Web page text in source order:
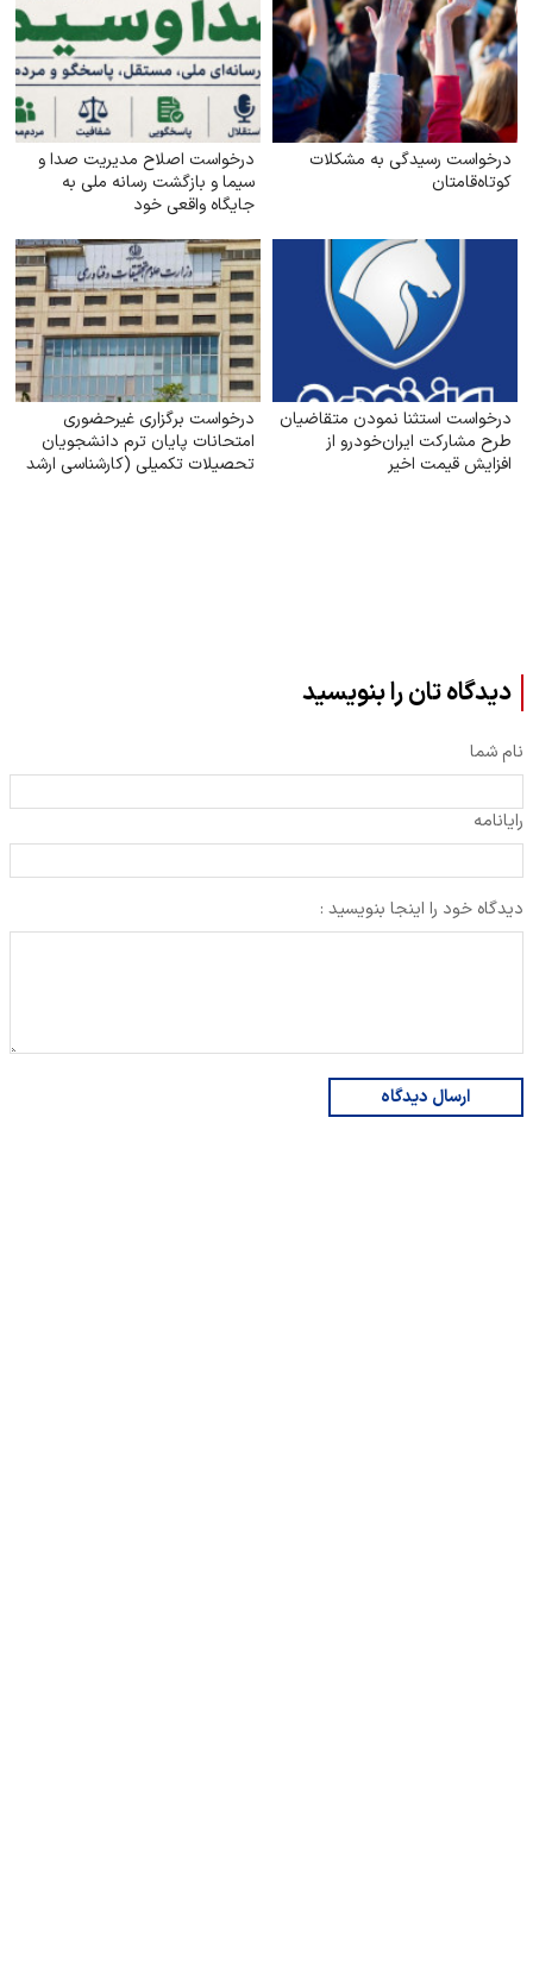
درخواست رسیدگی به مشکلات
کوتاه‌قامتان
درخواست اصلاح مدیریت صدا و
سیما و بازگشت رسانه ملی به
جایگاه واقعی خود
درخواست استثنا نمودن متقاضیان
طرح مشارکت ایران‌خودرو از
افزایش قیمت اخیر
درخواست برگزاری غیرحضوری
امتحانات پایان ترم دانشجویان
تحصیلات تکمیلی (کارشناسی ارشد
دیدگاه تان را بنویسید
نام شما
رایانامه
دیدگاه خود را اینجا بنویسید :
ارسال دیدگاه